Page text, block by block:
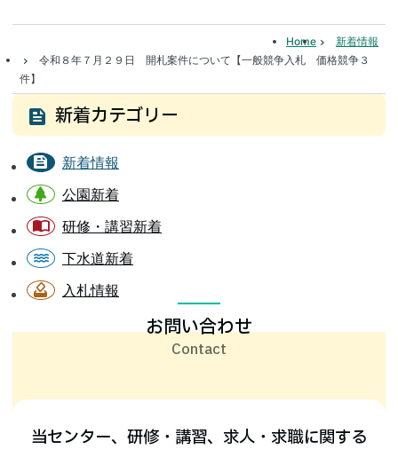
検
Home
新着情報
令和８年７月２９日 開札案件について【一般競争入札 価格競争３
件】
新着カテゴリー
新着情報
公園新着
研修・講習新着
下水道新着
入札情報
お問い合わせ
当センター、研修・講習、求人・求職に関する